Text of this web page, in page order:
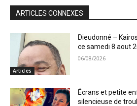
ARTICLES CONNEXES
Articles
Dieudonné –
ce samedi 8 aout
06/08/2026
Écrans et petite
silencieuse de